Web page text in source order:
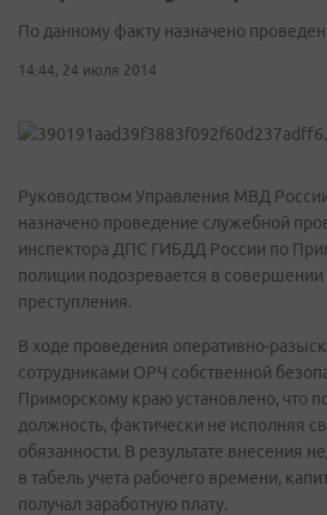
По данному факту назначено
14:44, 24 июля 2014
Руководством Управления МВД
назначено проведение служебной
инспектора ДПС ГИБДД России по
полиции подозревается в
преступления.
В ходе проведения оперативно-
сотрудниками ОРЧ собственной
Приморскому краю установлено, что
должность, фактически не исполняя
обязанности. В результате внесения
в табель учета рабочего времени,
получал заработную плату.